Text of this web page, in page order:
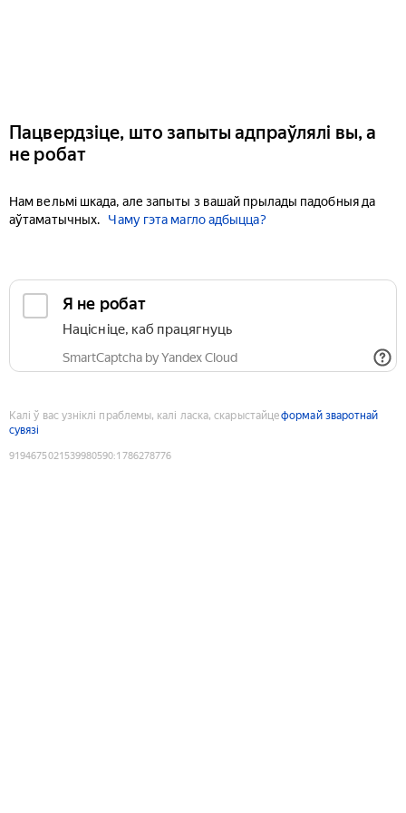
Пацвердзіце, што запыты адпраўлялі вы, а
не робат
Нам вельмі шкада, але запыты з вашай прылады падобныя да
аўтаматычных.
Чаму гэта магло адбыцца?
Я не робат
Націсніце, каб працягнуць
SmartCaptcha by Yandex Cloud
Калі ў вас узніклі праблемы, калі ласка, скарыстайцеформай зваротнай
сувязі
9194675021539980590:1786278776